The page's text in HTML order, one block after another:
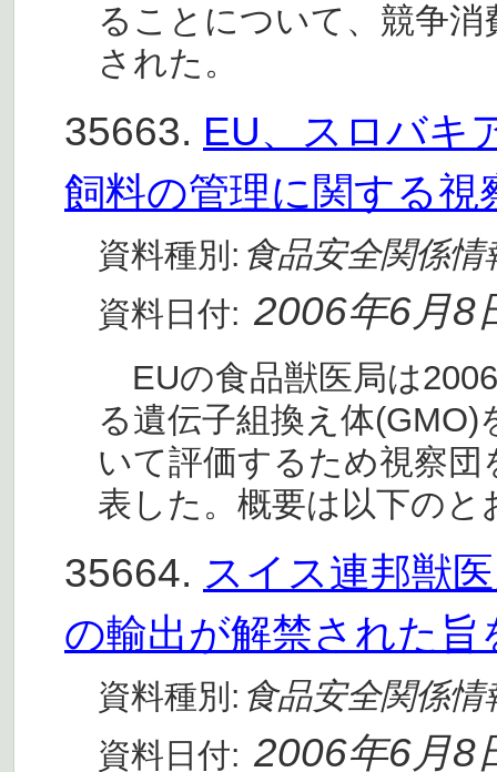
ることについて、競争
された。
35663. EU、スロバキ
飼料の管理に関する視
資料種別: 食品安全関係情
資料日付: 2006年6月8
EUの食品獣医局は
る遺伝子組換え体
いて評価するため視察
表した。概要は以下の
35664. スイス連邦獣
の輸出が解禁された旨
資料種別: 食品安全関係情
資料日付: 2006年6月8